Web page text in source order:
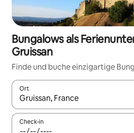
Bungalows als
Gruissan
Finde und buche einzigartige
Ort
Wenn Ergebnisse verfügbar sind,
Check-in